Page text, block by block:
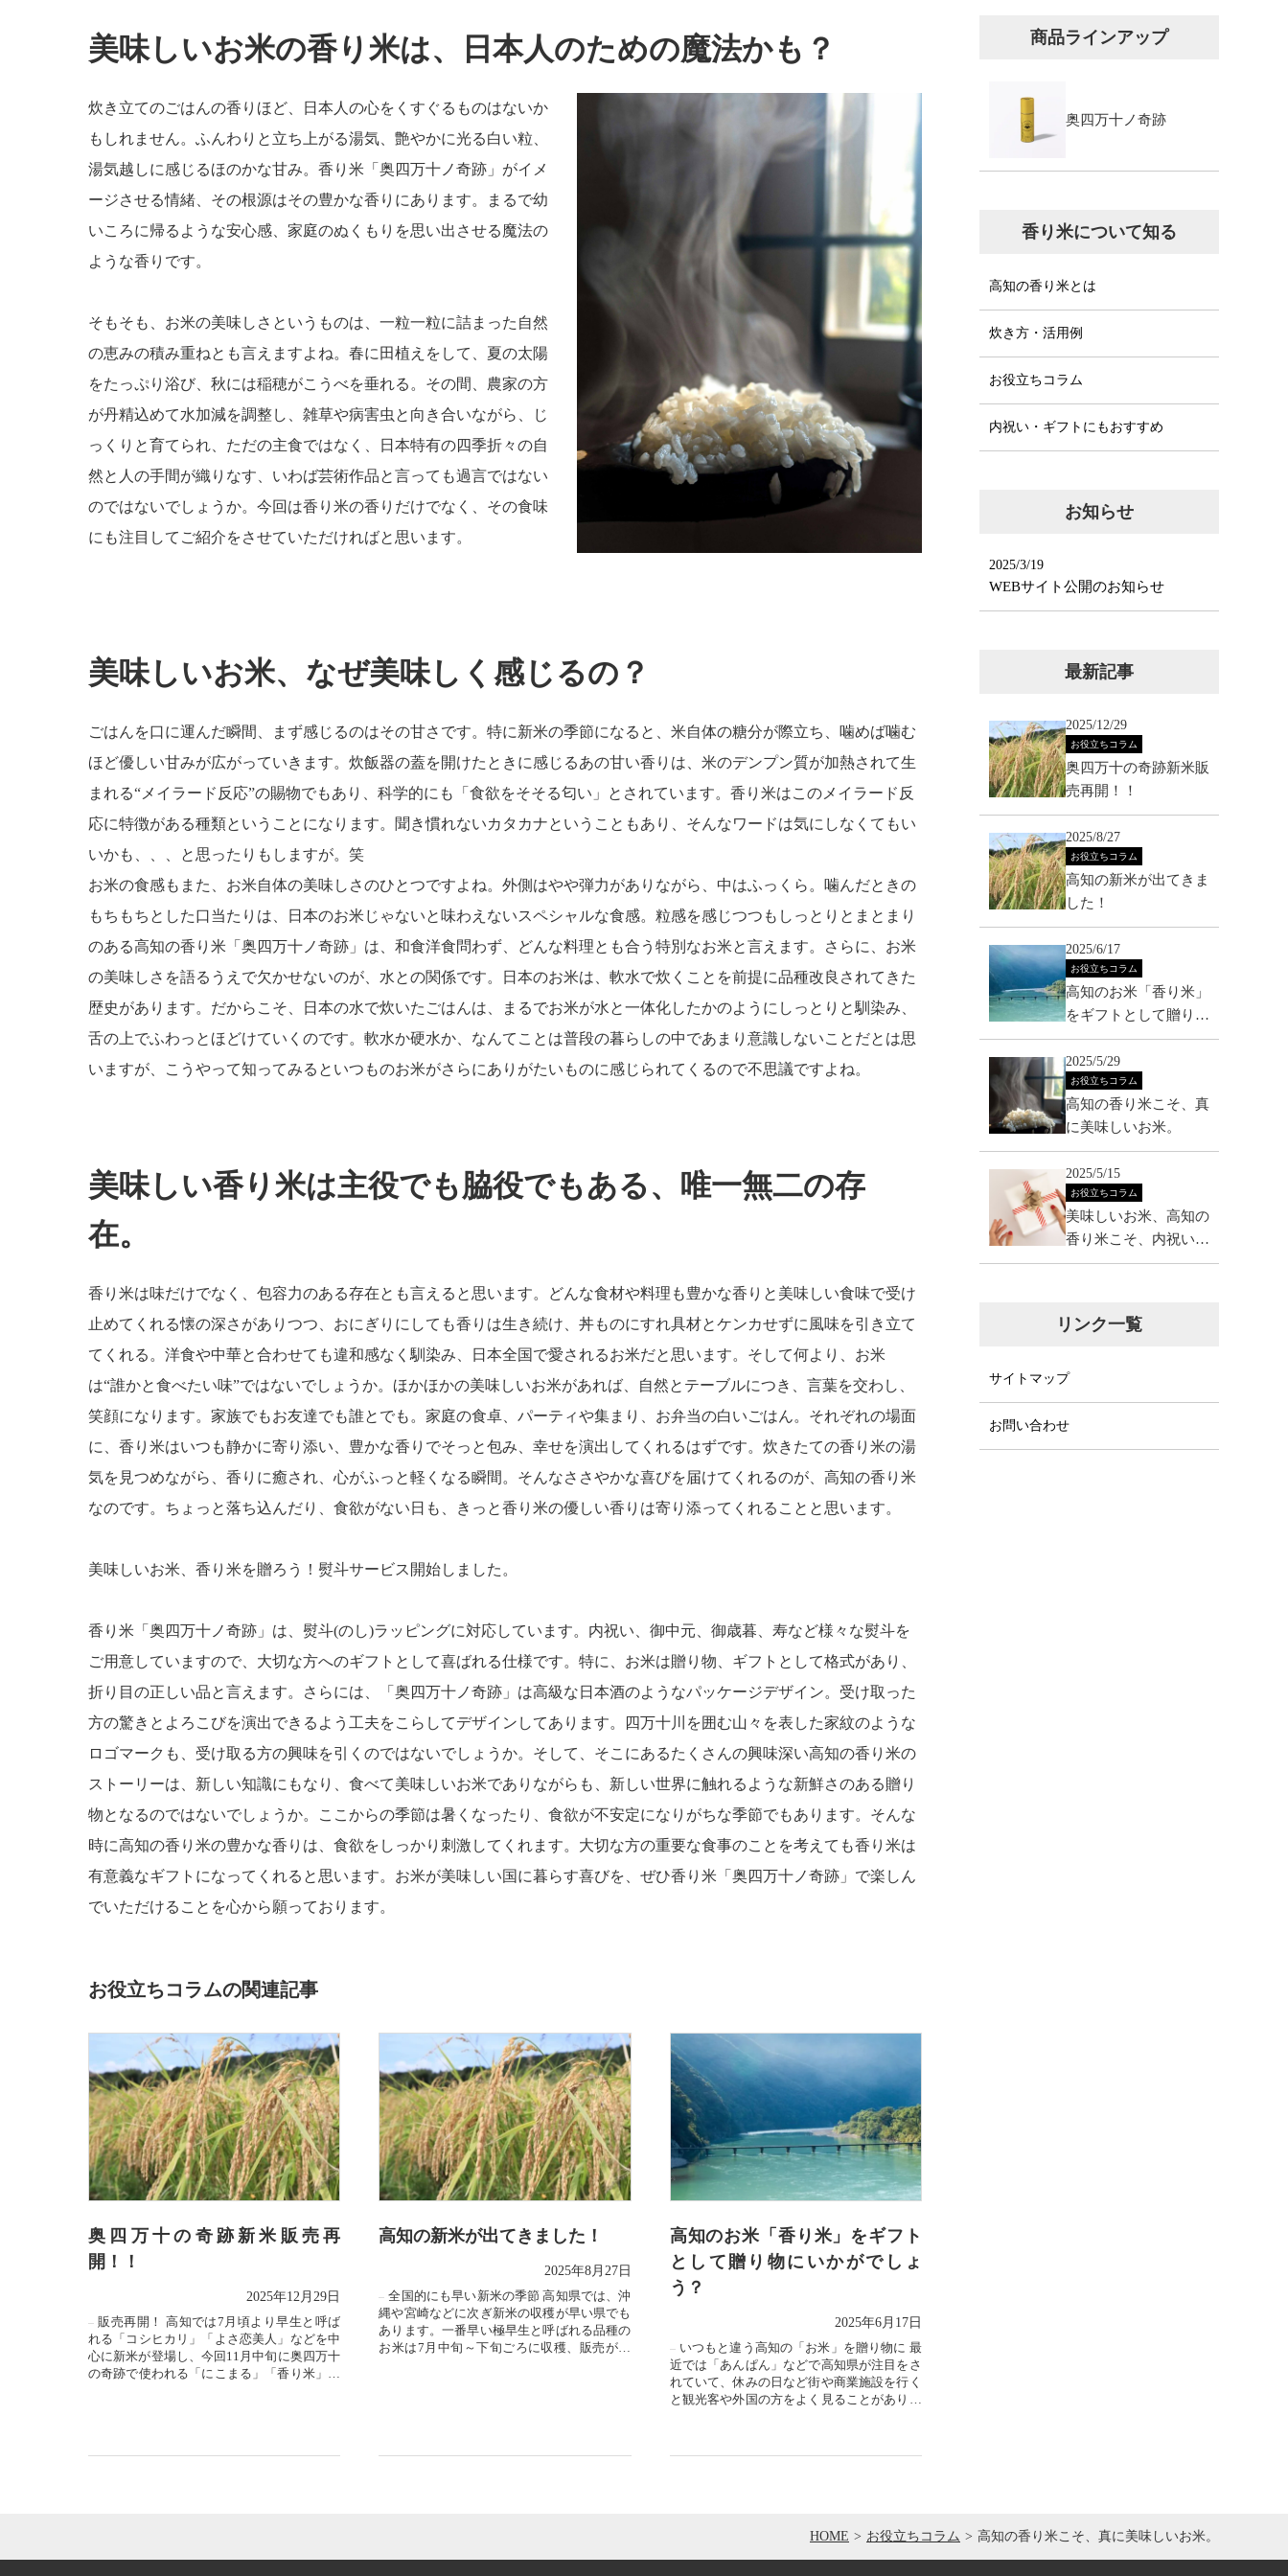
HOME お役立ちコラム 高知の香り米こそ、真に美味しいお米。
美味しいお米の香り米は、日本人のための魔法かも？
炊き立てのごはんの香りほど、日本人の心をくすぐるものはないか
もしれません。ふんわりと立ち上がる湯気、艶やかに光る白い粒、
湯気越しに感じるほのかな甘み。香り米「奥四万十ノ奇跡」がイメ
ージさせる情緒、その根源はその豊かな香りにあります。まるで幼
いころに帰るような安心感、家庭のぬくもりを思い出させる魔法の
ような香りです。
そもそも、お米の美味しさというものは、一粒一粒に詰まった自然
の恵みの積み重ねとも言えますよね。春に田植えをして、夏の太陽
をたっぷり浴び、秋には稲穂がこうべを垂れる。その間、農家の方
が丹精込めて水加減を調整し、雑草や病害虫と向き合いながら、じ
っくりと育てられ、ただの主食ではなく、日本特有の四季折々の自
然と人の手間が織りなす、いわば芸術作品と言っても過言ではない
のではないでしょうか。今回は香り米の香りだけでなく、その食味
にも注目してご紹介をさせていただければと思います。
美味しいお米、なぜ美味しく感じるの？
ごはんを口に運んだ瞬間、まず感じるのはその甘さです。特に新米の季節になると、米自体の糖分が際立ち、噛めば噛む
ほど優しい甘みが広がっていきます。炊飯器の蓋を開けたときに感じるあの甘い香りは、米のデンプン質が加熱されて生
まれる“メイラード反応”の賜物でもあり、科学的にも「食欲をそそる匂い」とされています。香り米はこのメイラード反
応に特徴がある種類ということになります。聞き慣れないカタカナということもあり、そんなワードは気にしなくてもい
いかも、、、と思ったりもしますが。笑
お米の食感もまた、お米自体の美味しさのひとつですよね。外側はやや弾力がありながら、中はふっくら。噛んだときの
もちもちとした口当たりは、日本のお米じゃないと味わえないスペシャルな食感。粒感を感じつつもしっとりとまとまり
のある高知の香り米「奥四万十ノ奇跡」は、和食洋食問わず、どんな料理とも合う特別なお米と言えます。さらに、お米
の美味しさを語るうえで欠かせないのが、水との関係です。日本のお米は、軟水で炊くことを前提に品種改良されてきた
歴史があります。だからこそ、日本の水で炊いたごはんは、まるでお米が水と一体化したかのようにしっとりと馴染み、
舌の上でふわっとほどけていくのです。軟水か硬水か、なんてことは普段の暮らしの中であまり意識しないことだとは思
いますが、こうやって知ってみるといつものお米がさらにありがたいものに感じられてくるので不思議ですよね。
美味しい香り米は主役でも脇役でもある、唯一無二の存
在。
香り米は味だけでなく、包容力のある存在とも言えると思います。どんな食材や料理も豊かな香りと美味しい食味で受け
止めてくれる懐の深さがありつつ、おにぎりにしても香りは生き続け、丼ものにすれ具材とケンカせずに風味を引き立て
てくれる。洋食や中華と合わせても違和感なく馴染み、日本全国で愛されるお米だと思います。そして何より、お米
は“誰かと食べたい味”ではないでしょうか。ほかほかの美味しいお米があれば、自然とテーブルにつき、言葉を交わし、
笑顔になります。家族でもお友達でも誰とでも。家庭の食卓、パーティや集まり、お弁当の白いごはん。それぞれの場面
に、香り米はいつも静かに寄り添い、豊かな香りでそっと包み、幸せを演出してくれるはずです。炊きたての香り米の湯
気を見つめながら、香りに癒され、心がふっと軽くなる瞬間。そんなささやかな喜びを届けてくれるのが、高知の香り米
なのです。ちょっと落ち込んだり、食欲がない日も、きっと香り米の優しい香りは寄り添ってくれることと思います。
美味しいお米、香り米を贈ろう！熨斗サービス開始しました。
香り米「奥四万十ノ奇跡」は、熨斗(のし)ラッピングに対応しています。内祝い、御中元、御歳暮、寿など様々な熨斗を
ご用意していますので、大切な方へのギフトとして喜ばれる仕様です。特に、お米は贈り物、ギフトとして格式があり、
折り目の正しい品と言えます。さらには、「奥四万十ノ奇跡」は高級な日本酒のようなパッケージデザイン。受け取った
方の驚きとよろこびを演出できるよう工夫をこらしてデザインしてあります。四万十川を囲む山々を表した家紋のような
ロゴマークも、受け取る方の興味を引くのではないでしょうか。そして、そこにあるたくさんの興味深い高知の香り米の
ストーリーは、新しい知識にもなり、食べて美味しいお米でありながらも、新しい世界に触れるような新鮮さのある贈り
物となるのではないでしょうか。ここからの季節は暑くなったり、食欲が不安定になりがちな季節でもあります。そんな
時に高知の香り米の豊かな香りは、食欲をしっかり刺激してくれます。大切な方の重要な食事のことを考えても香り米は
有意義なギフトになってくれると思います。お米が美味しい国に暮らす喜びを、ぜひ香り米「奥四万十ノ奇跡」で楽しん
でいただけることを心から願っております。
お役立ちコラムの関連記事
奥四万十の奇跡新米販売再
開！！
2025年12月29日
販売再開！ 高知では7月頃より早生と呼ば
れる「コシヒカリ」「よさ恋美人」などを中
心に新米が登場し、今回11月中旬に奥四万十
の奇跡で使われる「にこまる」「香り米」の
高知の新米が出てきました！
2025年8月27日
全国的にも早い新米の季節 高知県では、沖
縄や宮崎などに次ぎ新米の収穫が早い県でも
あります。一番早い極早生と呼ばれる品種の
お米は7月中旬～下旬ごろに収穫、販売がさ
高知のお米「香り米」をギフト
として贈り物にいかがでしょ
う？
2025年6月17日
いつもと違う高知の「お米」を贈り物に 最
近では「あんぱん」などで高知県が注目をさ
れていて、休みの日など街や商業施設を行く
と観光客や外国の方をよく見ることがありま
商品ラインアップ
奥四万十ノ奇跡
香り米について知る
高知の香り米とは
炊き方・活用例
お役立ちコラム
内祝い・ギフトにもおすすめ
お知らせ
2025/3/19
WEBサイト公開のお知らせ
最新記事
2025/12/29
お役立ちコラム
奥四万十の奇跡新米販
売再開！！
2025/8/27
お役立ちコラム
高知の新米が出てきま
した！
2025/6/17
お役立ちコラム
高知のお米「香り米」
をギフトとして贈り物
にいかがでしょう？
2025/5/29
お役立ちコラム
高知の香り米こそ、真
に美味しいお米。
2025/5/15
お役立ちコラム
美味しいお米、高知の
香り米こそ、内祝い
に。
リンク一覧
サイトマップ
お問い合わせ